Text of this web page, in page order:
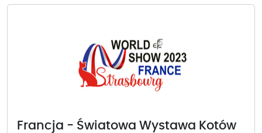
Francja - Światowa Wystawa Kotów